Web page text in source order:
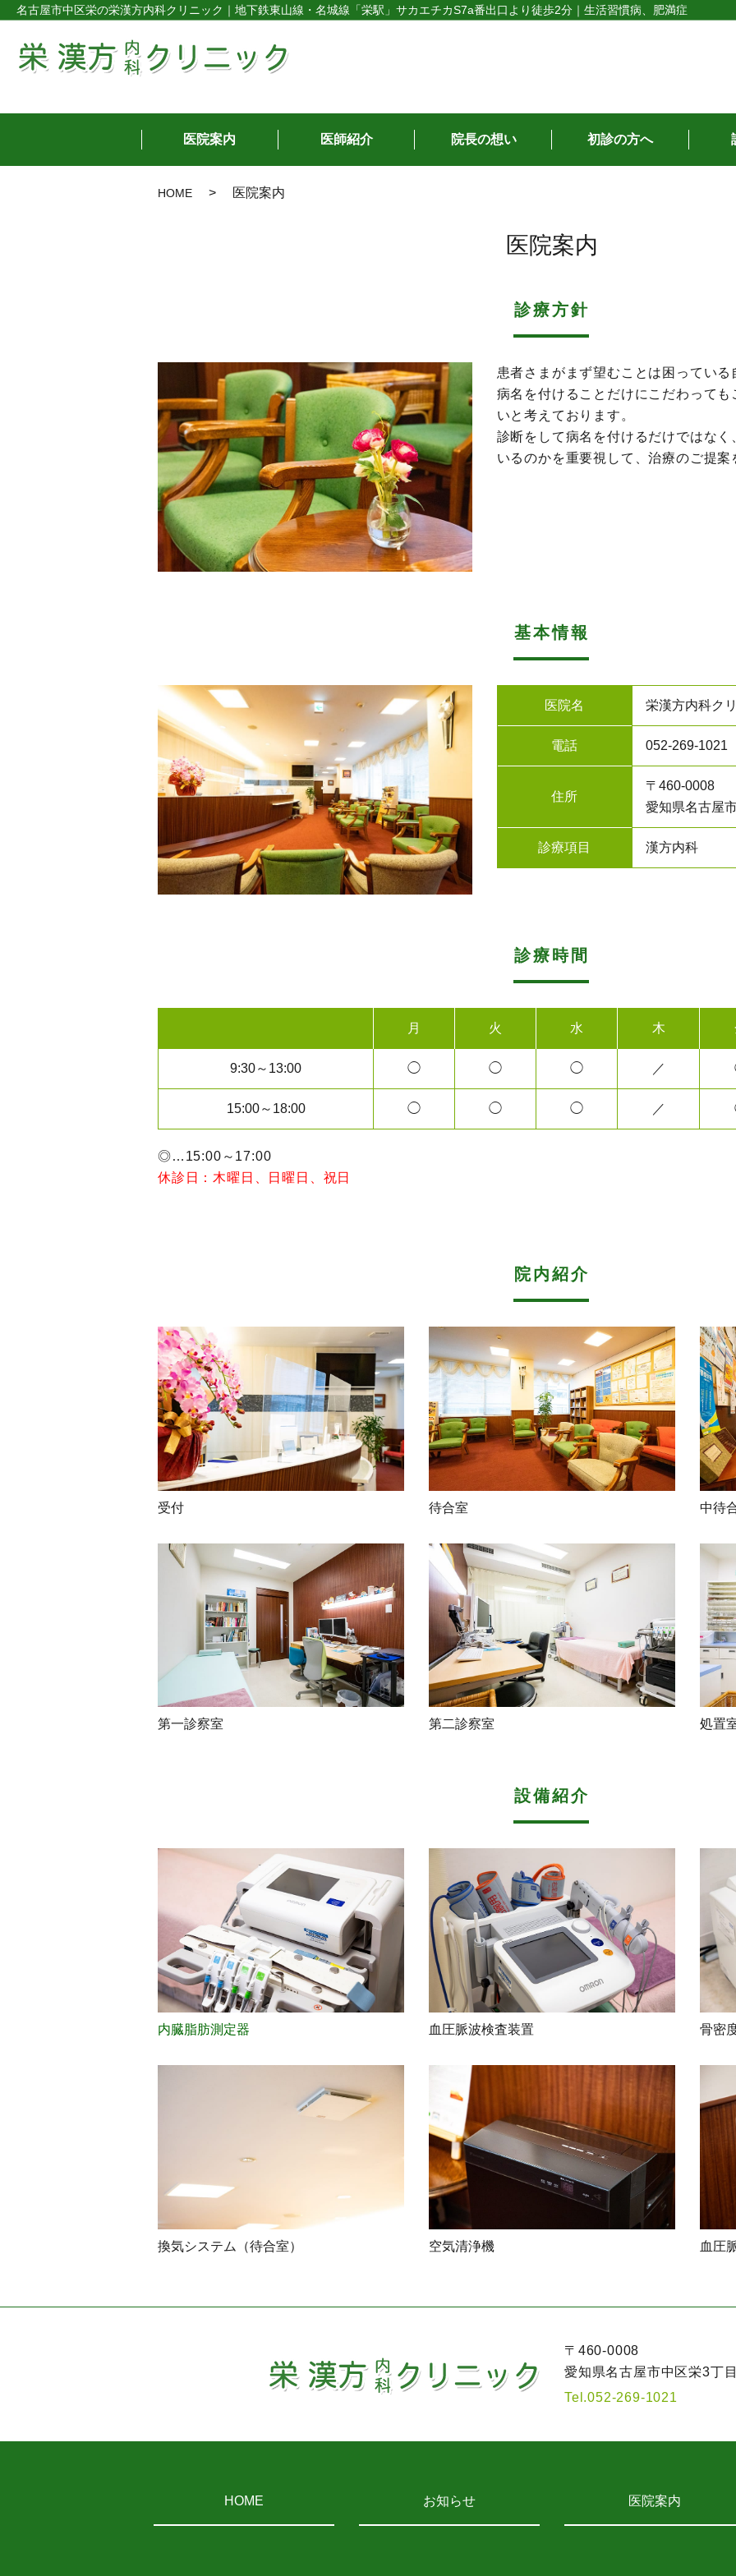
名古屋市中区栄の栄漢方内科クリニック｜地下鉄東山線・名城線「栄駅」サカエチカS7a番出口より徒歩2分｜生活習慣病、肥満症
医院案内 医師紹介 院長の想い 初診の方へ
HOME 医院案内
医院案内
診療方針
患者さまがまず望むことは困ってい
病名を付けることだけにこだわって
いと考えております。
診断をして病名を付けるだけではな
いるのかを重要視して、治療のご提案
基本情報
医院名 栄漢方内科ク
電話 052-269-1021
住所
〒460-0008
愛知県名古屋
診療項目 漢方内科
診療時間
月 火 水 木
9:30～13:00 ◯ ◯ ◯ ／
15:00～18:00 ◯ ◯ ◯ ／
◎…15:00～17:00
休診日：木曜日、日曜日、祝日
院内紹介
受付 待合室 中待
第一診察室 第二診察室 処置
設備紹介
内臓脂肪測定器 血圧脈波検査装置 骨密
換気システム（待合室） 空気清浄機 血圧
〒460-0008
愛知県名古屋市中区栄3丁
Tel.052-269-1021
HOME お知らせ 医院案内